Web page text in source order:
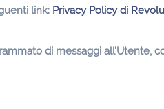
link: Privacy Policy di
di messaggi